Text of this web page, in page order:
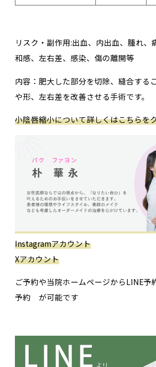
リスク・副作用:出血、内出血、腫れ、
和感、左右差、感染、傷の離開等
内容：肥大した部分を切除、縫合する
や形、左右差を改善させる手術です。
小陰唇縮小について詳しくはこちらを
Instagramアカウント
Xアカウント
ご予約や当院ホームページからLINE
予約 が可能です